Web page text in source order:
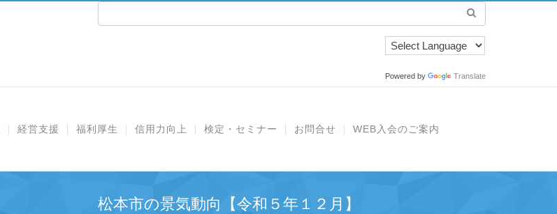
Powered by Translate
経営支援 福利厚生 信用力向上 検定・セミナー お問合せ WEB入会のご案内
松本市の景気動向【令和５年１２月】